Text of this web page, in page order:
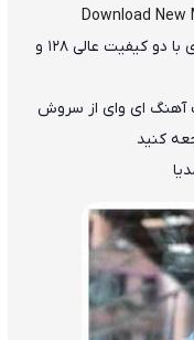
Download New
با دو کیفیت عالی ۱۲۸ و
آهنگ ای وای از سروش
کنید